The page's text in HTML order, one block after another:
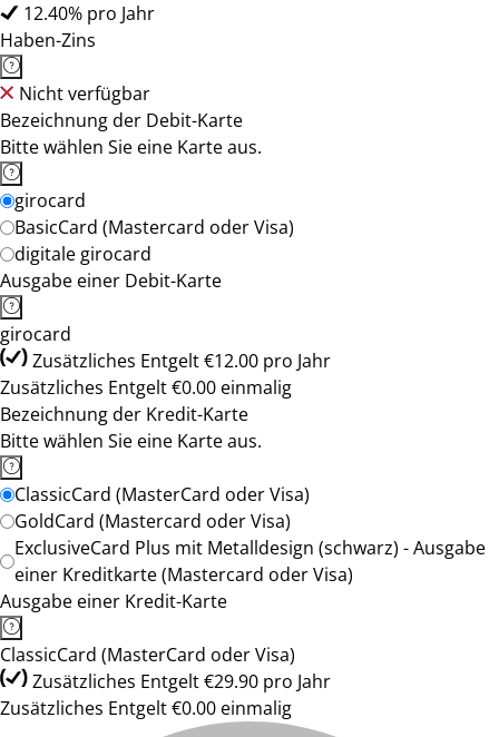
12.40% pro Jahr
Haben-Zins
Nicht verfügbar
Bezeichnung der Debit-Karte
Bitte wählen Sie eine Karte aus.
girocard
BasicCard (Mastercard oder Visa)
digitale girocard
Ausgabe einer Debit-Karte
girocard
Zusätzliches Entgelt €12.00 pro Jahr
Zusätzliches Entgelt €0.00 einmalig
Bezeichnung der Kredit-Karte
Bitte wählen Sie eine Karte aus.
ClassicCard (MasterCard oder Visa)
GoldCard (Mastercard oder Visa)
ExclusiveCard Plus mit Metalldesign (schwarz) - Ausgabe
einer Kreditkarte (Mastercard oder Visa)
Ausgabe einer Kredit-Karte
ClassicCard (MasterCard oder Visa)
Zusätzliches Entgelt €29.90 pro Jahr
Zusätzliches Entgelt €0.00 einmalig